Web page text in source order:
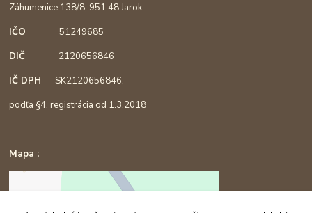
Záhumenice 138/8, 951 48 Jarok
IČO51249685
DIČ 2120656846
IČ DPHSK2120656846,
podľa §4, registrácia od 1.3.2018
Mapa :